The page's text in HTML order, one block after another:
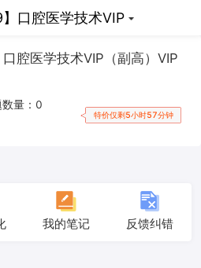
】口腔医学技术VIP
技术VIP
腔医学技术VIP（副高）VIP
量： 0
特价仅剩5小时57分钟
我的笔记 反馈纠错